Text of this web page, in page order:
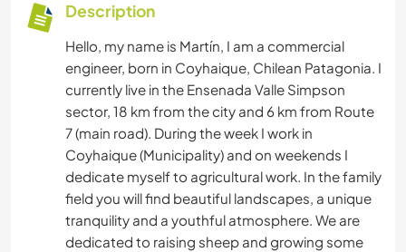
Description
Hello, my name is Martín, I am a commercial
engineer, born in Coyhaique, Chilean Patagonia. I
currently live in the Ensenada Valle Simpson
sector, 18 km from the city and 6 km from Route
7 (main road). During the week I work in
Coyhaique (Municipality) and on weekends I
dedicate myself to agricultural work. In the family
field you will find beautiful landscapes, a unique
tranquility and a youthful atmosphere. We are
dedicated to raising sheep and growing some